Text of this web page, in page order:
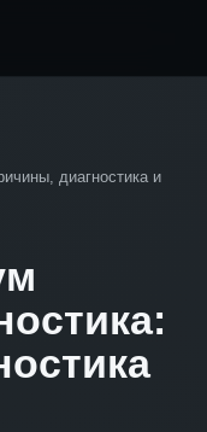
диагностика и